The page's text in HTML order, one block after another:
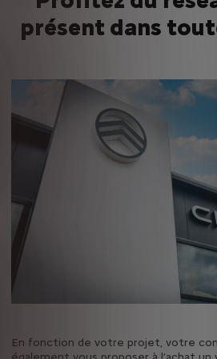
présent dans
En fonction de votre projet, votre